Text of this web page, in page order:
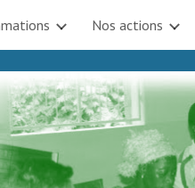
Skip to navigationNos actions